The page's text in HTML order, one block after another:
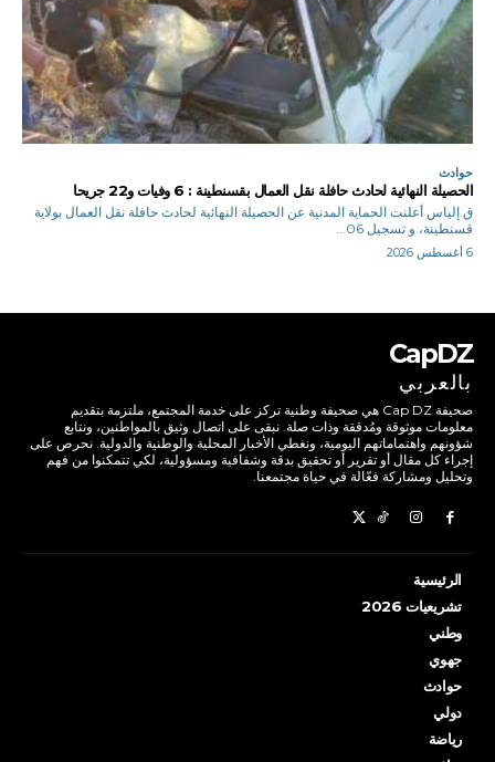
حوادث
الحصيلة النهائية لحادث حافلة نقل العمال بقسنطينة : 6 وفيات و22 جريحا
ق.إلياس أعلنت الحماية المدنية عن الحصيلة النهائية لحادث حافلة نقل العمال بولاية
قسنطينة، و تسجيل 06...
6 أغسطس 2026
CapDZ
بالعربي
صحيفة Cap DZ هي صحيفة وطنية تركز على خدمة المجتمع، ملتزمة بتقديم
معلومات موثوقة ومُدققة وذات صلة. نبقى على اتصال وثيق بالمواطنين، ونتابع
شؤونهم واهتماماتهم اليومية، ونغطي الأخبار المحلية والوطنية والدولية. نحرص على
إجراء كل مقال أو تقرير أو تحقيق بدقة وشفافية ومسؤولية، لكي تتمكنوا من فهم
وتحليل ومشاركة فعّالة في حياة مجتمعنا.
الرئيسية
تشريعيات 2026
وطني
جهوي
حوادث
دولي
رياضة